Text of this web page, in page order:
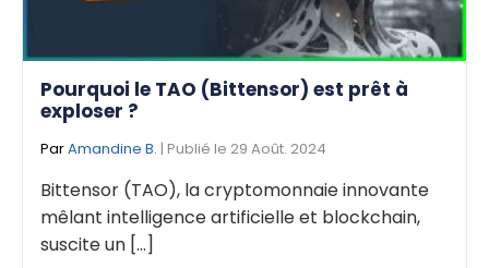
Pourquoi le TAO (Bittensor) est prêt à
exploser ?
ParAmandine B. | Publié le 29 Août. 2024
Bittensor (TAO), la cryptomonnaie innovante
mêlant intelligence artificielle et blockchain,
suscite un [...]